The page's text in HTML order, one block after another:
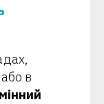
в